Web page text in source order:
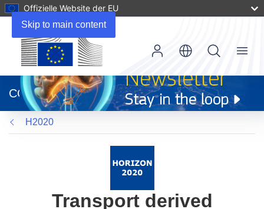
Skip to main content
Offizielle Website der EU
neuem
Fenster)
CORDIS
Menu
H2020
Transport derived